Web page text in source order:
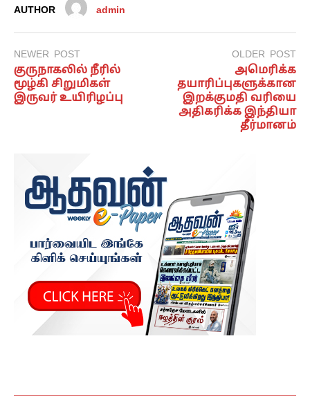
AUTHOR admin
NEWER POST
குருநாகலில் நீரில்
மூழ்கி சிறுமிகள்
இருவர் உயிரிழப்பு
OLDER POST
அமெரிக்க
தயாரிப்புகளுக்கான
இறக்குமதி வரியை
அதிகரிக்க இந்தியா
தீர்மானம்